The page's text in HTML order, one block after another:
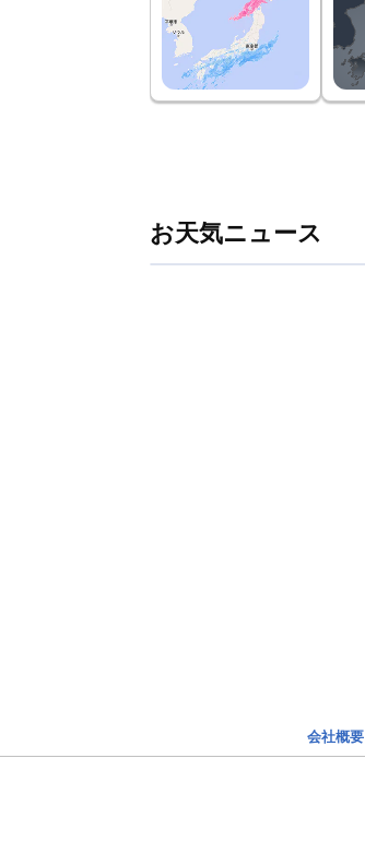
お天気ニュース
会社概要